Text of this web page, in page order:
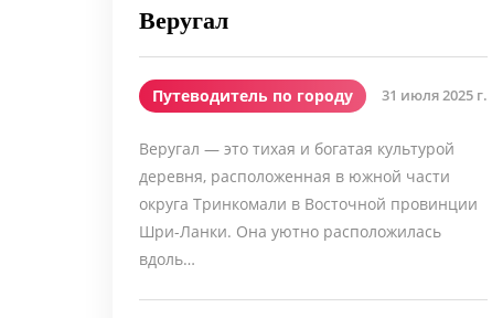
Веругал
Путеводитель по городу 31 июля 2025 г.
Веругал — это тихая и богатая культурой
деревня, расположенная в южной части
округа Тринкомали в Восточной провинции
Шри-Ланки. Она уютно расположилась
вдоль…